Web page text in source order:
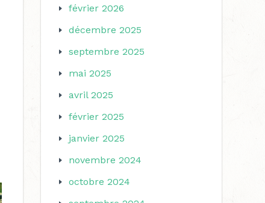
février 2026
décembre 2025
septembre 2025
mai 2025
avril 2025
février 2025
janvier 2025
novembre 2024
octobre 2024